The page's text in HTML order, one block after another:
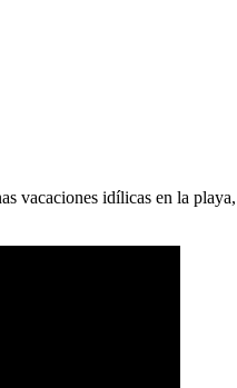
vacaciones idílicas en la